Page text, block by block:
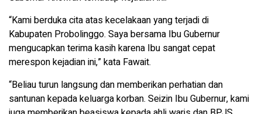
“Kami berduka cita atas kecelakaan yang terjadi di
Kabupaten Probolinggo. Saya bersama Ibu Gubernur
mengucapkan terima kasih karena Ibu sangat cepat
merespon kejadian ini,” kata Fawait.
“Beliau turun langsung dan memberikan perhatian dan
santunan kepada keluarga korban. Seizin Ibu Gubernur, kami